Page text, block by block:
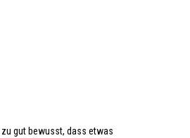
zu gut bewusst, dass etwas